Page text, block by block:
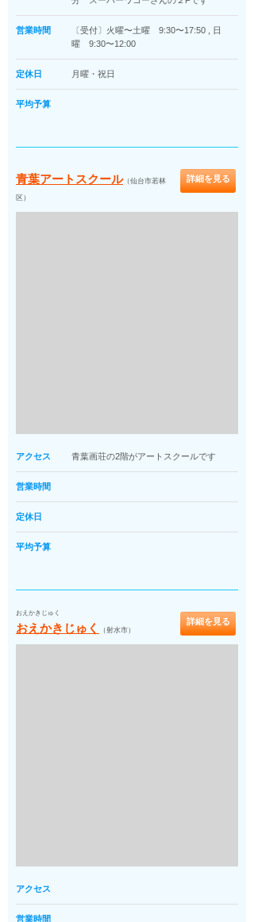
営業時間
〔受付〕火曜〜土曜 9:30〜17:50 , 日
曜 9:30〜12:00
定休日 月曜・祝日
平均予算
青葉アートスクール（仙台市若林
区）
詳細を見る
アクセス 青葉画荘の2階がアートスクールです
営業時間
定休日
平均予算
おえかきじゅく
おえかきじゅく （射水市）
詳細を見る
アクセス
営業時間